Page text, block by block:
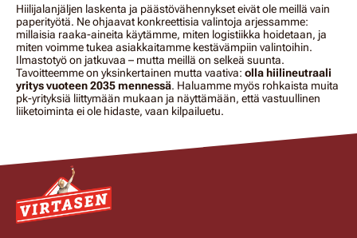
Hiilijalanjäljen laskenta ja päästövähennykset eivät ole meillä vain
paperityötä. Ne ohjaavat konkreettisia valintoja arjessamme:
millaisia raaka-aineita käytämme, miten logistiikka hoidetaan, ja
miten voimme tukea asiakkaitamme kestävämpiin valintoihin.
Ilmastotyö on jatkuvaa – mutta meillä on selkeä suunta.
Tavoitteemme on yksinkertainen mutta vaativa: olla hiilineutraali
yritys vuoteen 2035 mennessä. Haluamme myös rohkaista muita
pk-yrityksiä liittymään mukaan ja näyttämään, että vastuullinen
liiketoiminta ei ole hidaste, vaan kilpailuetu.